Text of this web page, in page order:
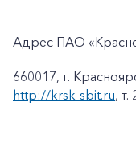
Адрес ПАО
660017, г.
http://krsk-sbit.ru, т.